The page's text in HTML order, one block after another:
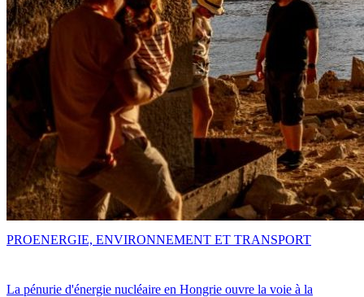
La pénurie d'énergie nucléaire en Hongrie ouvre la voie à la
PROENERGIE, ENVIRONNEMENT ET TRANSPORT